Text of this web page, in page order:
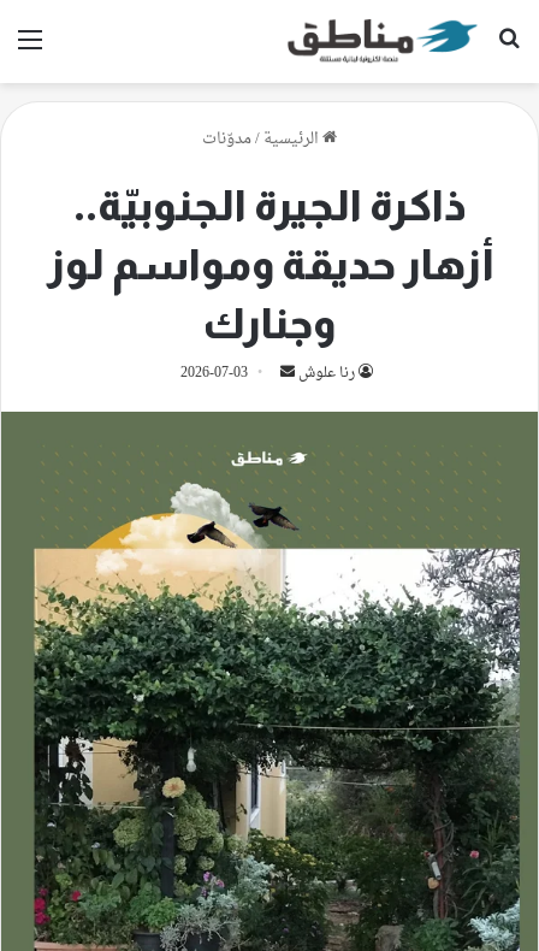
بحث عن
الرئيسية/مدوّنات
ذاكرة الجيرة الجنوبيّة..
أزهار حديقة ومواسم لوز
وجنارك
رنا علوش
أرسل 2026-07-03